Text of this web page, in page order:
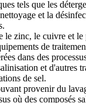
tels que les
et la
le zinc, le cuivre et
de
dans des
et d'autres
de sel.
provenir du
où des composés